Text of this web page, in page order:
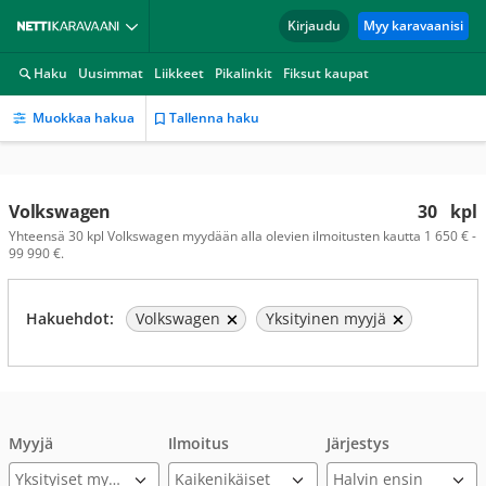
Kirjaudu Myy karavaanisi
Haku Uusimmat Liikkeet Pikalinkit Fiksut kaupat
Muokkaa hakua Tallenna haku
30 kpl
Volkswagen
Yhteensä 30 kpl Volkswagen myydään alla olevien ilmoitusten kautta 1 650 € -
99 990 €.
Hakuehdot: Volkswagen Yksityinen myyjä
Myyjä
Yksityiset myyjät
Ilmoitus Järjestys